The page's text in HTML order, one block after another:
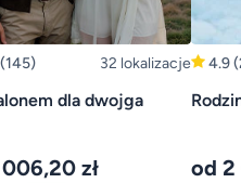
(145) 32 lokalizacje
dla dwojga
zł
4.9
od 2